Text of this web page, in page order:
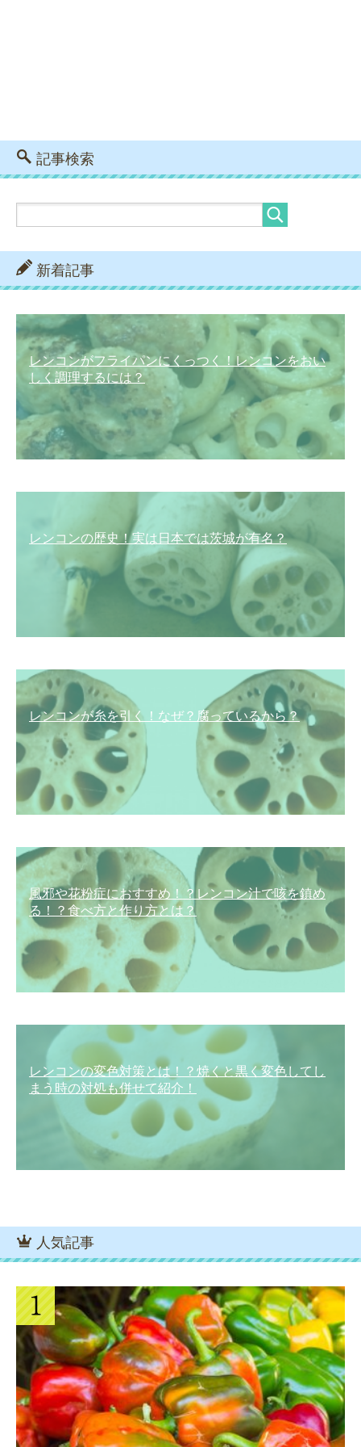
記事検索
新着記事
レンコンがフライパンにくっつく！レンコンをおい
しく調理するには？
レンコンの歴史！実は日本では茨城が有名？
レンコンが糸を引く！なぜ？腐っているから？
風邪や花粉症におすすめ！？レンコン汁で咳を鎮め
る！？食べ方と作り方とは？
レンコンの変色対策とは！？焼くと黒く変色してし
まう時の対処も併せて紹介！
人気記事